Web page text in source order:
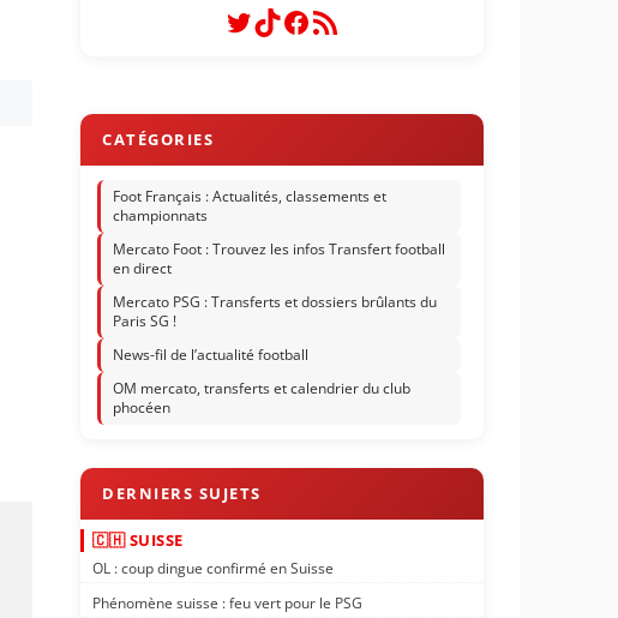
Twitter
TikTok
Facebook
Flux RSS
Foot Français : Actualités, classements et
championnats
Mercato Foot : Trouvez les infos Transfert football
en direct
Mercato PSG : Transferts et dossiers brûlants du
Paris SG !
News-fil de l’actualité football
OM mercato, transferts et calendrier du club
phocéen
🇨🇭 SUISSE
OL : coup dingue confirmé en Suisse
Phénomène suisse : feu vert pour le PSG